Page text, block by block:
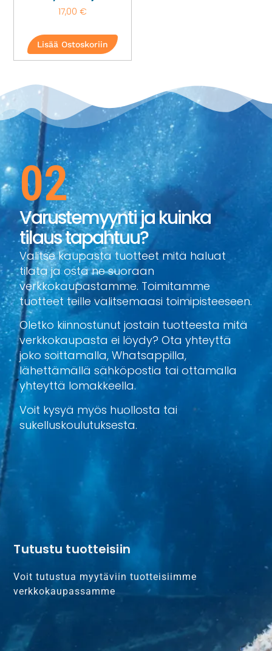
17,00 €
Lisää Ostoskoriin
02
Varustemyynti ja kuinka
tilaus tapahtuu?
Valitse kaupasta tuotteet mitä haluat
tilata ja osta ne suoraan
verkkokaupastamme. Toimitamme
tuotteet teille valitsemaasi toimipisteeseen.
Oletko kiinnostunut jostain tuotteesta mitä
verkkokaupasta ei löydy? Ota yhteyttä
joko soittamalla, Whatsappilla,
lähettämällä sähköpostia tai ottamalla
yhteyttä lomakkeella.
Voit kysyä myös huollosta tai
sukelluskoulutuksesta.
Tutustu tuotteisiin
Voit tutustua myytäviin tuotteisiimme
verkkokaupassamme